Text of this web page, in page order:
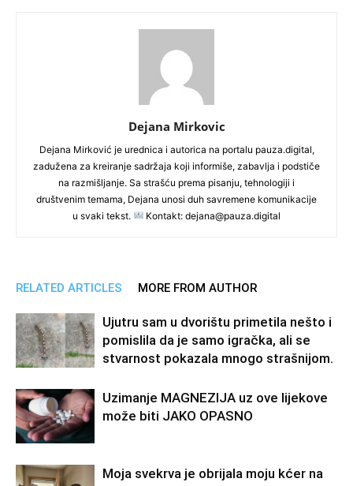
Dejana Mirkovic
Dejana Mirković je urednica i autorica na portalu pauza.digital,
zadužena za kreiranje sadržaja koji informiše, zabavlja i podstiče
na razmišljanje. Sa strašću prema pisanju, tehnologiji i
društvenim temama, Dejana unosi duh savremene komunikacije
u svaki tekst.
Kontakt: dejana@pauza.digital
RELATED ARTICLES MORE FROM AUTHOR
Ujutru sam u dvorištu primetila nešto i
pomislila da je samo igračka, ali se
stvarnost pokazala mnogo strašnijom.
Uzimanje MAGNEZIJA uz ove lijekove
može biti JAKO OPASNO
Moja svekrva je obrijala moju kćer na